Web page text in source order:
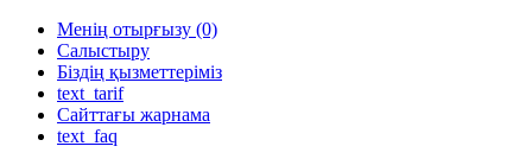
Менің отырғызу (0)
Салыстыру
Біздің қызметтеріміз
text_tarif
Сайттағы жарнама
text_faq